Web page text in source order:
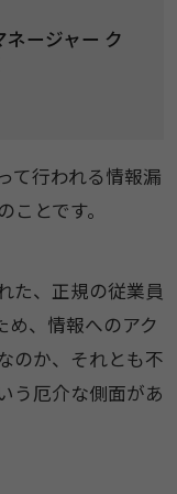
ネージャー ク
て行われる情報漏
とです。
た、正規の従業員
め、情報へのアク
のか、それとも不
う厄介な側面があ